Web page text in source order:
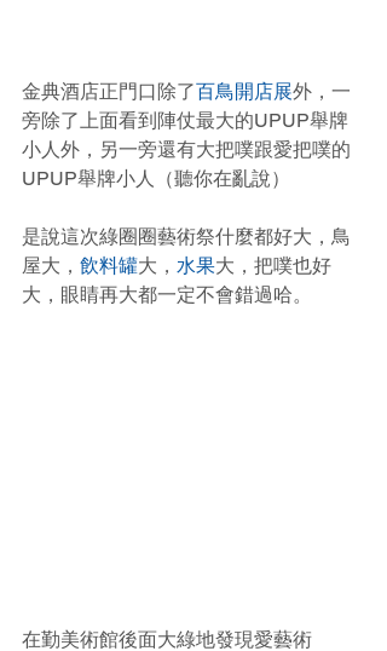
金典酒店正門口除了百鳥開店展外，一
旁除了上面看到陣仗最大的UPUP舉牌
小人外，另一旁還有大把噗跟愛把噗的
UPUP舉牌小人（聽你在亂說）
是說這次綠圈圈藝術祭什麼都好大，鳥
屋大， 飲料罐大， 水果大，把噗也好
大，眼睛再大都一定不會錯過哈。
在勤美術館後面大綠地發現愛藝術